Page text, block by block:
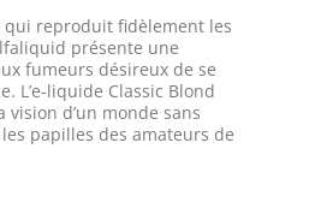
reproduit fidèlement les
présente une
fumeurs désireux de se
L’e-liquide Classic Blond
vision d’un monde sans
papilles des amateurs de